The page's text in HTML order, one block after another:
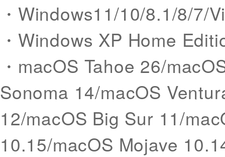
・Windows11/10/8.1/8/7/
・Windows XP Home
・macOS Tahoe 26/
Sonoma 14/macOS
12/macOS Big Sur 11/
10.15/macOS Mojave